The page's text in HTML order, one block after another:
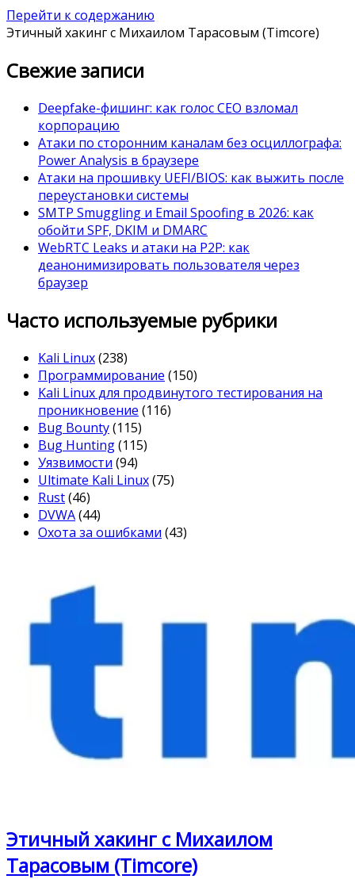
Перейти к содержанию
Этичный хакинг с Михаилом Тарасовым (Timcore)
Свежие записи
Deepfake-фишинг: как голос CEO взломал
корпорацию
Атаки по сторонним каналам без осциллографа:
Power Analysis в браузере
Атаки на прошивку UEFI/BIOS: как выжить после
переустановки системы
SMTP Smuggling и Email Spoofing в 2026: как
обойти SPF, DKIM и DMARC
WebRTC Leaks и атаки на P2P: как
деанонимизировать пользователя через
браузер
Часто используемые рубрики
Kali Linux(238)
Программирование (150)
Kali Linux для продвинутого тестирования на
проникновение (116)
Bug Bounty(115)
Bug Hunting(115)
Уязвимости (94)
Ultimate Kali Linux(75)
Rust(46)
DVWA(44)
Охота за ошибками (43)
Этичный хакинг с Михаилом
Тарасовым (Timcore)